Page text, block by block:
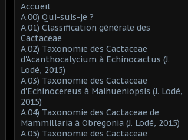
Accueil
A.00) Qui-suis-je ?
A.01) Classification générale des
Cactaceae
A.02) Taxonomie des Cactaceae
d'Acanthocalycium à Echinocactus (J.
Lodé, 2015)
A.03) Taxonomie des Cactaceae
d'Echinocereus à Maihueniopsis (J. Lodé,
2015)
A.04) Taxonomie des Cactaceae de
Mammillaria à Obregonia (J. Lodé, 2015)
A.05) Taxonomie des Cactaceae